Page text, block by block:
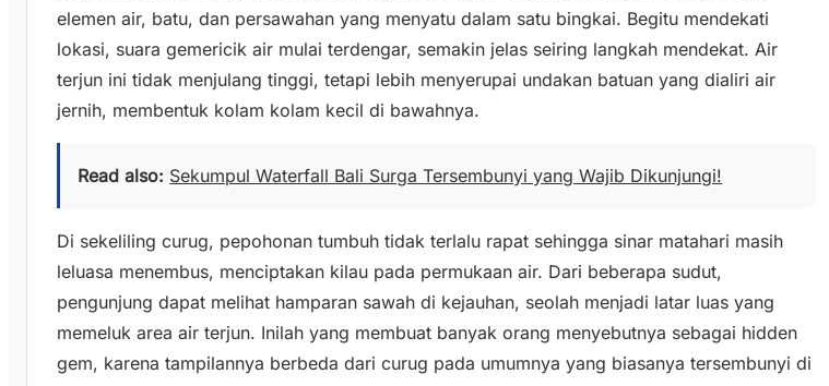
elemen air, batu, dan persawahan yang menyatu dalam satu bingkai. Begitu mendekati
lokasi, suara gemericik air mulai terdengar, semakin jelas seiring langkah mendekat. Air
terjun ini tidak menjulang tinggi, tetapi lebih menyerupai undakan batuan yang dialiri air
jernih, membentuk kolam kolam kecil di bawahnya.
Read also: Sekumpul Waterfall Bali Surga Tersembunyi yang Wajib Dikunjungi!
Di sekeliling curug, pepohonan tumbuh tidak terlalu rapat sehingga sinar matahari masih
leluasa menembus, menciptakan kilau pada permukaan air. Dari beberapa sudut,
pengunjung dapat melihat hamparan sawah di kejauhan, seolah menjadi latar luas yang
memeluk area air terjun. Inilah yang membuat banyak orang menyebutnya sebagai hidden
gem, karena tampilannya berbeda dari curug pada umumnya yang biasanya tersembunyi di